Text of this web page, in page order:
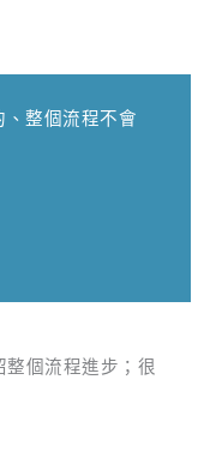
整個流程不會
個流程進步；很